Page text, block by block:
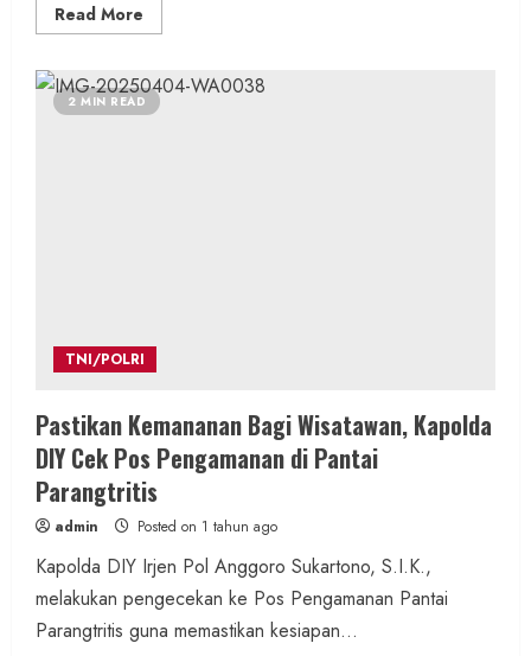
Read More
more
Bantul
Gencar
Berantas
2 MIN READ
TNI/POLRI
Pastikan Kemananan Bagi Wisatawan, Kapolda
DIY Cek Pos Pengamanan di Pantai
Parangtritis
admin Posted on 1 tahun ago
Kapolda DIY Irjen Pol Anggoro Sukartono, S.I.K.,
melakukan pengecekan ke Pos Pengamanan Pantai
Parangtritis guna memastikan kesiapan...